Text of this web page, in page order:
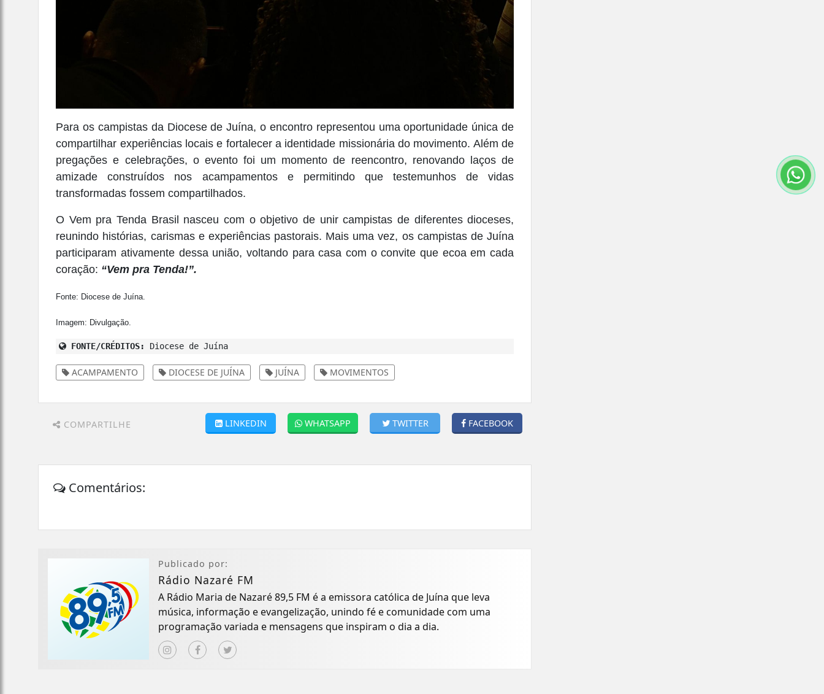
Para os campistas da Diocese de Juína, o encontro representou uma oportunidade única de
compartilhar experiências locais e fortalecer a identidade missionária do movimento. Além de
pregações e celebrações, o evento foi um momento de reencontro, renovando laços de
amizade construídos nos acampamentos e permitindo que testemunhos de vidas
transformadas fossem compartilhados.
O Vem pra Tenda Brasil nasceu com o objetivo de unir campistas de diferentes dioceses,
reunindo histórias, carismas e experiências pastorais. Mais uma vez, os campistas de Juína
participaram ativamente dessa união, voltando para casa com o convite que ecoa em cada
coração: “Vem pra Tenda!”.
Fonte: Diocese de Juína.
Imagem: Divulgação.
FONTE/CRÉDITOS: Diocese de Juína
ACAMPAMENTO DIOCESE DE JUÍNA JUÍNA MOVIMENTOS
COMPARTILHE FACEBOOK
TWITTER
WHATSAPP
LINKEDIN
Comentários:
Publicado por:
Rádio Nazaré FM
A Rádio Maria de Nazaré 89,5 FM é a emissora católica de Juína que leva
música, informação e evangelização, unindo fé e comunidade com uma
programação variada e mensagens que inspiram o dia a dia.